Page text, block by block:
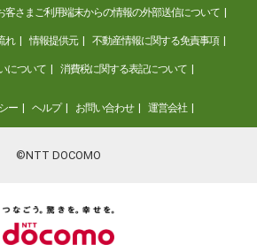
客さまご利用端末からの情報の外部送信について
れ 情報提供元 不動産情報に関する免責事項
について 消費税に関する表記について
ー ヘルプ お問い合わせ 運営会社
©NTT DOCOMO